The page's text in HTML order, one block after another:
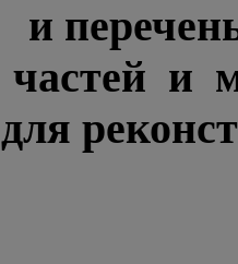
и
частей и
для